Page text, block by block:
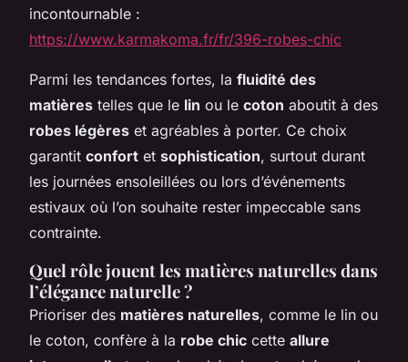
incontournable :
https://www.karmakoma.fr/fr/396-robes-chic
Parmi les tendances fortes, la fluidité des
matières telles que le lin ou le coton aboutit à des
robes légères et agréables à porter. Ce choix
garantit confort et sophistication, surtout durant
les journées ensoleillées ou lors d’événements
estivaux où l’on souhaite rester impeccable sans
contrainte.
Quel rôle jouent les matières naturelles dans
l’élégance naturelle ?
Prioriser des matières naturelles, comme le lin ou
le coton, confère à la robe chic cette allure